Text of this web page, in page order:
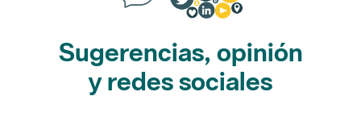
Sugerencias, opinión
y redes sociales